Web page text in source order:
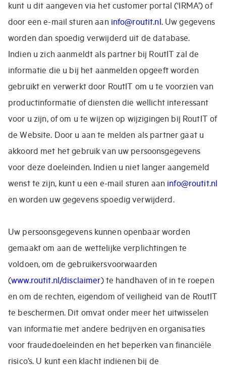
kunt u dit aangeven via het customer portal (‘IRMA’) of
door een e-mail sturen aan info@routit.nl. Uw gegevens
worden dan spoedig verwijderd uit de database.
Indien u zich aanmeldt als partner bij RoutIT zal de
informatie die u bij het aanmelden opgeeft worden
gebruikt en verwerkt door RoutIT om u te voorzien van
productinformatie of diensten die wellicht interessant
voor u zijn, of om u te wijzen op wijzigingen bij RoutIT of
de Website. Door u aan te melden als partner gaat u
akkoord met het gebruik van uw persoonsgegevens
voor deze doeleinden. Indien u niet langer aangemeld
wenst te zijn, kunt u een e-mail sturen aan info@routit.nl
en worden uw gegevens spoedig verwijderd.
Uw persoonsgegevens kunnen openbaar worden
gemaakt om aan de wettelijke verplichtingen te
voldoen, om de gebruikersvoorwaarden
(www.routit.nl/disclaimer) te handhaven of in te roepen
en om de rechten, eigendom of veiligheid van de RoutIT
te beschermen. Dit omvat onder meer het uitwisselen
van informatie met andere bedrijven en organisaties
voor fraudedoeleinden en het beperken van financiële
risico’s. U kunt een klacht indienen bij de